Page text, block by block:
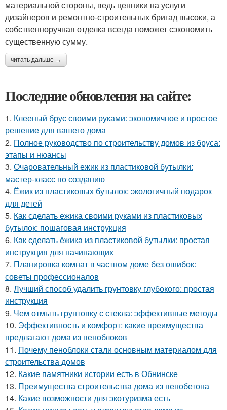
материальной стороны, ведь ценники на услуги
дизайнеров и ремонтно-строительных бригад высоки, а
собственноручная отделка всегда поможет сэкономить
существенную сумму.
читать дальше →
Последние обновления на сайте:
1. Клееный брус своими руками: экономичное и простое
решение для вашего дома
2. Полное руководство по строительству домов из бруса:
этапы и нюансы
3. Очаровательный ежик из пластиковой бутылки:
мастер-класс по созданию
4. Ёжик из пластиковых бутылок: экологичный подарок
для детей
5. Как сделать ежика своими руками из пластиковых
бутылок: пошаговая инструкция
6. Как сделать ёжика из пластиковой бутылки: простая
инструкция для начинающих
7. Планировка комнат в частном доме без ошибок:
советы профессионалов
8. Лучший способ удалить грунтовку глубокого: простая
инструкция
9. Чем отмыть грунтовку с стекла: эффективные методы
10. Эффективность и комфорт: какие преимущества
предлагают дома из пеноблоков
11. Почему пеноблоки стали основным материалом для
строительства домов
12. Какие памятники истории есть в Обнинске
13. Преимущества строительства дома из пенобетона
14. Какие возможности для экотуризма есть